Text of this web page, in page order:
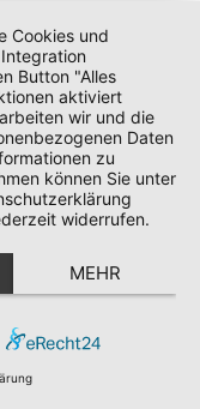
Einrichtung Don
Siegel erhalten
finanziell
Falls Sie eine
auch Ihre
Cookies und
Button "Alles
aktiviert
wir und die
Daten
zu
können Sie unter
widerrufen.
MEHR